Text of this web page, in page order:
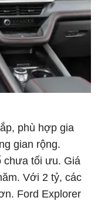
phù hợp gia
gian rộng.
chưa tối ưu. Giá
Với 2 tỷ, các
Ford Explorer